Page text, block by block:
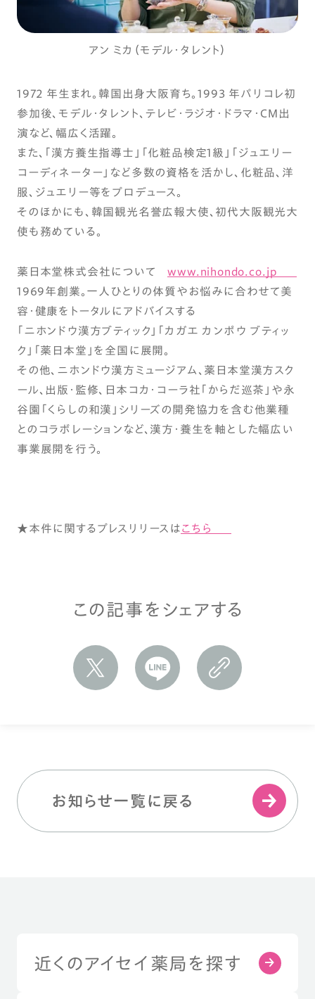
アン ミカ（モデル・タレント）
1972 年生まれ。韓国出身大阪育ち。1993 年パリコレ初
参加後、モデル・タレント、テレビ・ラジオ・ドラマ・CM出
演など、幅広く活躍。
また、「漢方養生指導士」「化粧品検定1級」「ジュエリー
コーディネーター」など多数の資格を活かし、化粧品、洋
服、ジュエリー等をプロデュース。
そのほかにも、韓国観光名誉広報大使、初代大阪観光大
使も務めている。
薬日本堂株式会社についてwww.nihondo.co.jp
1969年創業。一人ひとりの体質やお悩みに合わせて美
容・健康をトータルにアドバイスする
「ニホンドウ漢方ブティック」「カガエ カンポウ ブティッ
ク」「薬日本堂」を全国に展開。
その他、ニホンドウ漢方ミュージアム、薬日本堂漢方スク
ール、出版・監修、日本コカ・コーラ社「からだ巡茶」や永
谷園「くらしの和漢」シリーズの開発協力を含む他業種
とのコラボレーションなど、漢方・養生を軸とした幅広い
事業展開を行う。
★本件に関するプレスリリースはこちら
この記事をシェアする
お知らせ一覧に戻る
近くのアイセイ薬局を探す